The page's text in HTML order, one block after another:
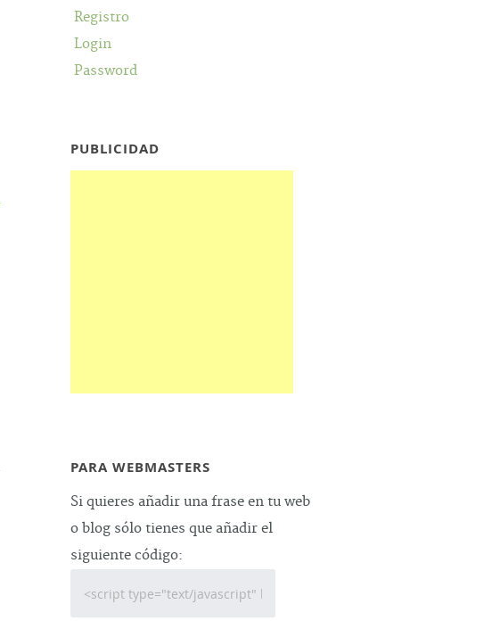
Registro
Login
Password
PUBLICIDAD
PARA WEBMASTERS
Si quieres añadir una frase en tu web
o blog sólo tienes que añadir el
siguiente código: